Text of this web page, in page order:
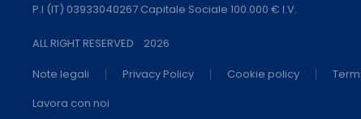
P.I (IT) 03933040267 Capitale Sociale 100.000 € I.V.
ALL RIGHT RESERVED
2026
Note legali
Privacy Policy Cookie policy
Lavora con noi